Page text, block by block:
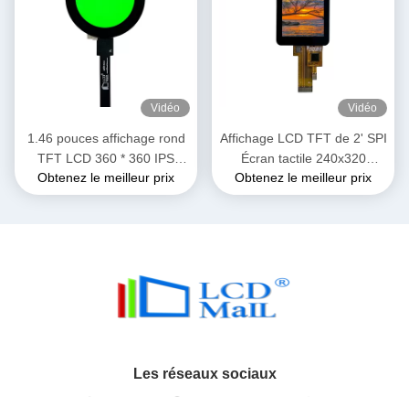
Vidéo
1.46 pouces affichage rond
TFT LCD 360 * 360 IPS
Montrer le module LCD de la
montre
Obtenez le meilleur prix
Vidéo
Affichage LCD TFT de 2' SPI
Écran tactile 240x320
Résolution ST7789 Interface
SPI
Obtenez le meilleur prix
Les réseaux sociaux